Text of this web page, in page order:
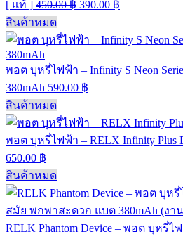
[ แท้ ] 450.00฿ 390.00 ฿
สินค้าหมด
พอต บุหรี่ไฟฟ้า – Infinity S Neon
380mAh 590.00 ฿
สินค้าหมด
พอต บุหรี่ไฟฟ้า – RELX Infinity Plus
650.00 ฿
สินค้าหมด
RELK Phantom Device – พอต บุหรี่